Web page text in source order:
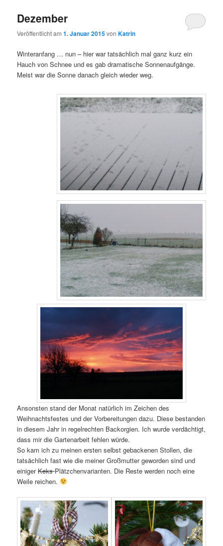
Dezember
Veröffentlicht am1. Januar 2015vonKatrin
Winteranfang … nun – hier war tatsächlich mal ganz kurz ein
Hauch von Schnee und es gab dramatische Sonnenaufgänge.
Meist war die Sonne danach gleich wieder weg.
Ansonsten stand der Monat natürlich im Zeichen des
Weihnachtsfestes und der Vorbereitungen dazu. Diese bestanden
in diesem Jahr in regelrechten Backorgien. Ich wurde verdächtigt,
dass mir die Gartenarbeit fehlen würde.
So kam ich zu meinen ersten selbst gebackenen Stollen, die
tatsächlich fast wie die meiner Großmutter geworden sind und
einigerKeksPlätzchenvarianten. Die Reste werden noch eine
Weile reichen.